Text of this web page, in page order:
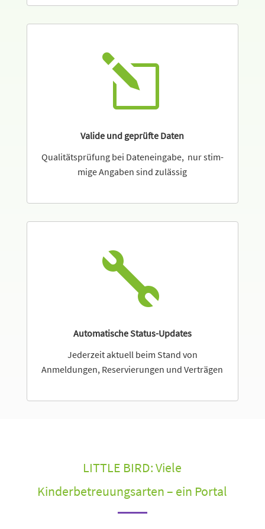
l
Valide und geprüfte Daten
Qualitätsprüfung bei Dateneingabe, nur stim­
mige Angaben sind zulässig

Automatische Status-Updates
Jederzeit aktuell beim Stand von
Anmeldungen, Reservierungen und Verträgen
LITTLE BIRD: Viele
Kinderbetreuungsarten – ein Portal